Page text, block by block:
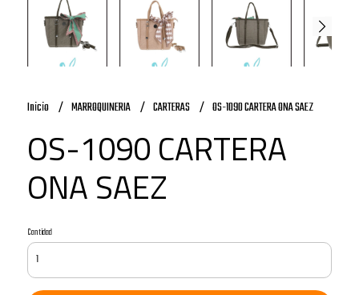
Inicio MARROQUINERIA CARTERAS OS-1090 CARTERA ONA SAEZ
OS-1090 CARTERA
ONA SAEZ
Cantidad